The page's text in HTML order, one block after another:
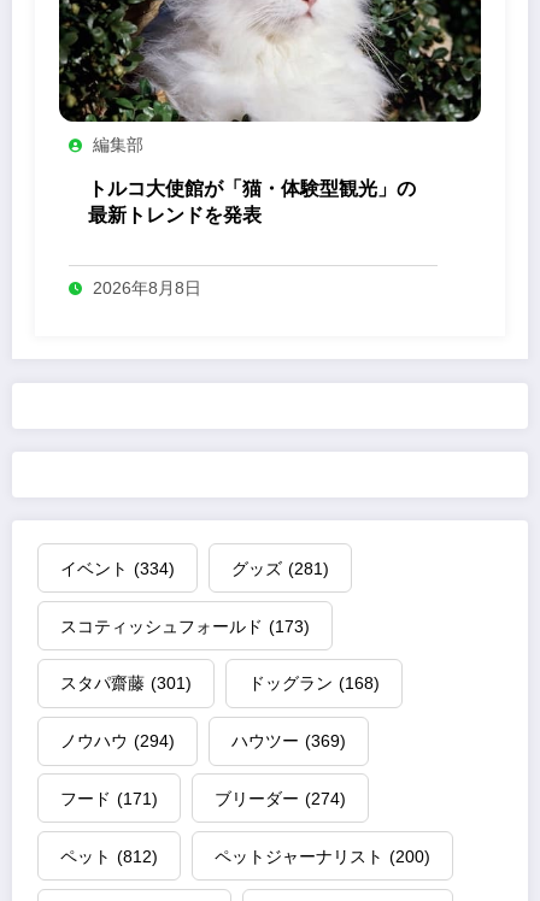
編集部
トルコ大使館が「猫・体験型観光」の
最新トレンドを発表
2026年8月8日
イベント (334) グッズ (281)
スコティッシュフォールド (173)
スタパ齋藤 (301) ドッグラン (168)
ノウハウ (294) ハウツー (369)
フード (171) ブリーダー (274)
ペット (812) ペットジャーナリスト (200)